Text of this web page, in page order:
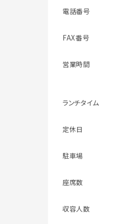
電話番号
FAX番号
営業時間
ランチタイム
定休日
駐車場
座席数
収容人数